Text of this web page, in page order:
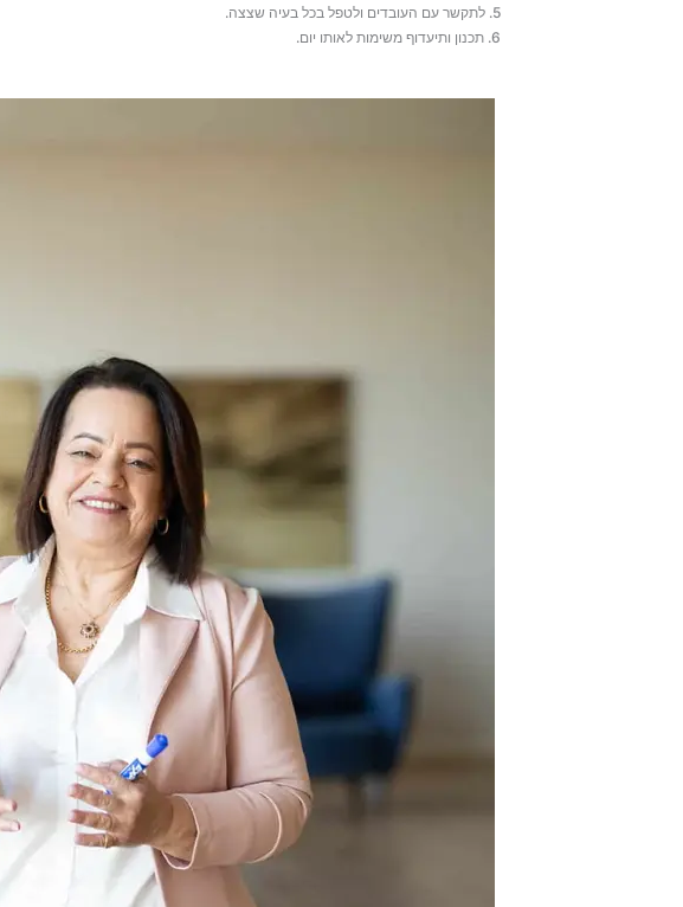
5. לתקשר עם העובדים ולטפל בכל בעיה שצצה.
6. תכנון ותיעדוף משימות לאותו יום.